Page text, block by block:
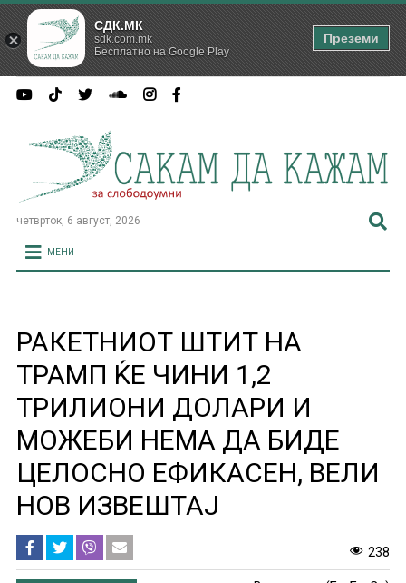
четврток, 6 август, 2026
МЕНИ
РАКЕТНИОТ ШТИТ НА
ТРАМП ЌЕ ЧИНИ 1,2
ТРИЛИОНИ ДОЛАРИ И
МОЖЕБИ НЕМА ДА БИДЕ
ЦЕЛОСНО ЕФИКАСЕН, ВЕЛИ
НОВ ИЗВЕШТАЈ
238
СДК.МК
sdk.com.mk
Бесплатно на Google Play
Преземи